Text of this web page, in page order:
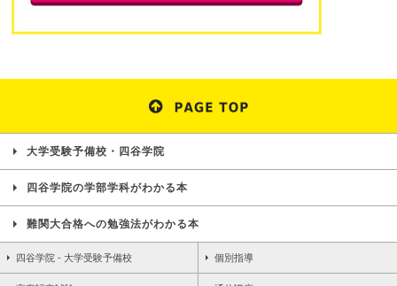
大学受験予備校・四谷学院
四谷学院の学部学科がわかる本
難関大合格への勉強法がわかる本
四谷学院 - 大学受験予備校 個別指導